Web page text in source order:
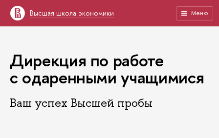
Высшая школа экономики Меню
Дирекция по работе
с одаренными учащимися
Ваш успех Высшей пробы